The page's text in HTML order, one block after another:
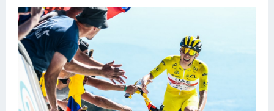
Велогонки
Конькобежный спорт
Тренажеры
Интерьеры квартир